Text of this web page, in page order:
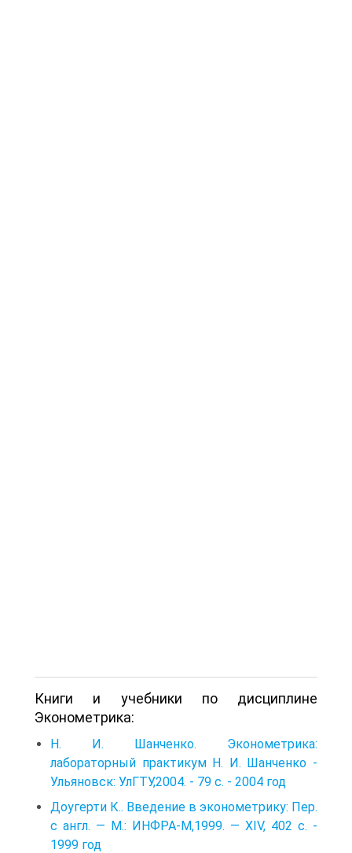
Книги и учебники по дисциплине
Эконометрика:
Н. И. Шанченко. Эконометрика:
лабораторный практикум Н. И. Шанченко -
Ульяновск: УлГТУ,2004. - 79 с. - 2004 год
Доугерти К.. Введение в эконометрику: Пер.
с англ. — М.: ИНФРА-М,1999. — XIV, 402 с. -
1999 год